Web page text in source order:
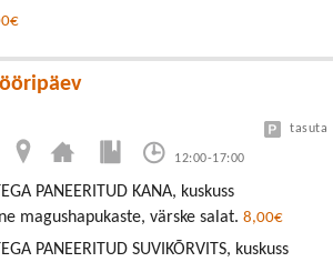
12:00-17:00
tasuta
PANEERITUD KANA, kuskuss
magushapukaste, värske salat. 8,00€
PANEERITUD SUVIKÕRVITS, kuskuss